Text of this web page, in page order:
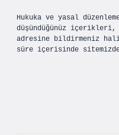
Hukuka ve yasal
düşündüğünüz içerikleri,
adresine bildirmeniz
süre içerisinde